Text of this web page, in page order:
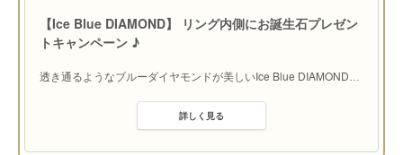
【Ice Blue DIAMOND】 リング内側にお誕生石プレゼン
トキャンペーン ♪
透き通るようなブルーダイヤモンドが美しいIce Blue DIAMOND…
詳しく見る